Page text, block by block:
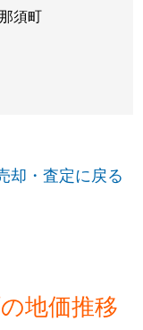
須町
却・査定に戻る
地価推移